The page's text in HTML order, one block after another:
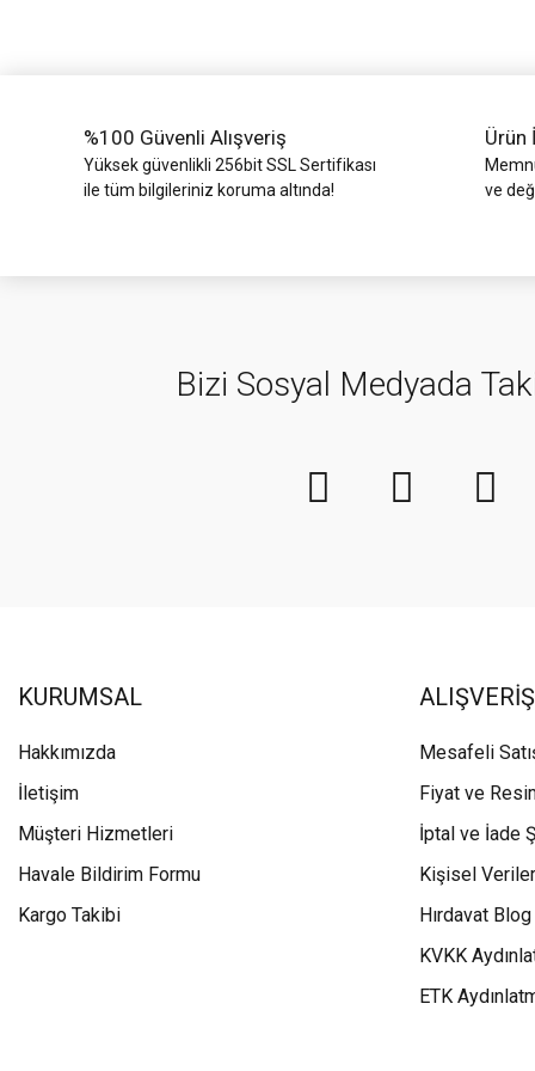
%100 Güvenli Alışveriş
Yüksek güvenlikli 256bit SSL Sertifikası
ile tüm bilgileriniz koruma altında!
Ürün
ve
Bizi Sosyal Medyada
KURUMSAL
Hakkımızda
İletişim
Müşteri Hizmetleri
Havale Bildirim Formu
Kargo Takibi
ALIŞVERİŞ
Mesafeli
Fiyat ve
İptal ve İade
Kişisel
Hırdavat Blog
KVKK
ETK